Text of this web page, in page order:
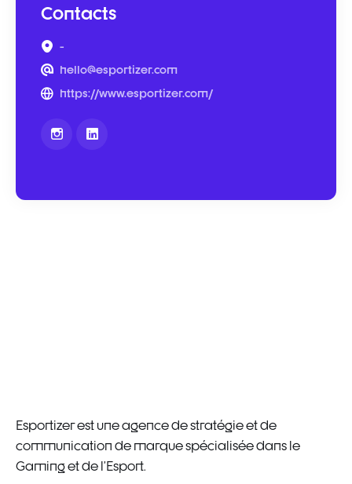
Contacts
-
hello@esportizer.com
https://www.esportizer.com/
Esportizer est une agence de stratégie et de
communication de marque spécialisée dans le
Gaming et de l’Esport.